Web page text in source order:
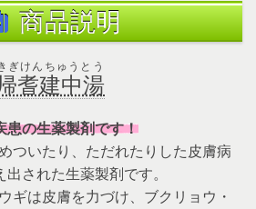
商品説明
耆建中湯
ぎけんちゅうとう
患の生薬製剤です！
ついたり、ただれたりした皮膚病
された生薬製剤です。
ギは皮膚を力づけ、ブクリョウ・